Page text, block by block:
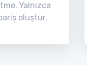
Yalnızca
oluştur.